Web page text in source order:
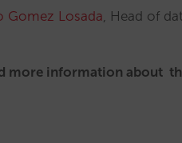
Gomez Losada, Head of
more information about